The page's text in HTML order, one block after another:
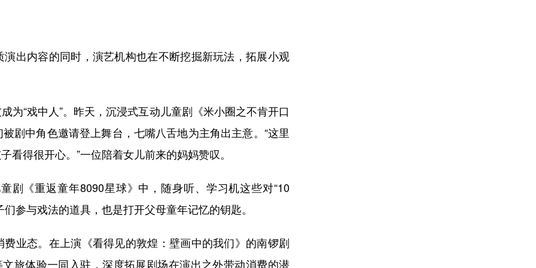
内容的同时，演艺机构也在不断挖掘新玩法，拓展小观
“戏中人”。昨天，沉浸式互动儿童剧《米小圈之不肯开口
剧中角色邀请登上舞台，七嘴八舌地为主角出主意。“这里
看得很开心。”一位陪着女儿前来的妈妈赞叹。
《重返童年8090星球》中，随身听、学习机这些对“10
参与戏法的道具，也是打开父母童年记忆的钥匙。
态。在上演《看得见的敦煌：壁画中的我们》的南锣剧
旅体验一同入驻，深度拓展剧场在演出之外带动消费的潜